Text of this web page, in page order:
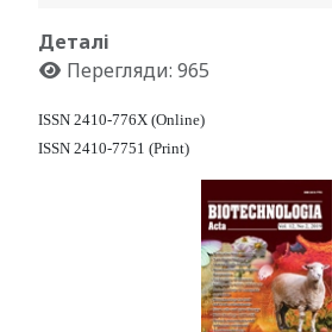
Деталі
Перегляди: 965
ISSN 2410-776X (Online)
ISSN 2410-7751 (Print)